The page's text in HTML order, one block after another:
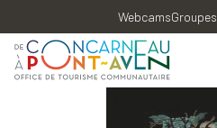
WebcamsGroupes